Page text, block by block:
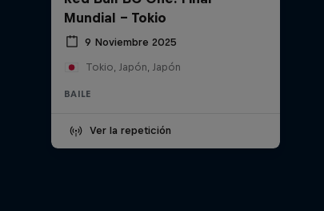
Mundial - Tokio
9 Noviembre 2025
Tokio, Japón, Japón
BAILE
Ver la repetición